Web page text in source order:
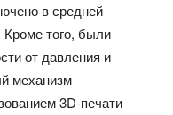
в средней
Кроме того, были
от давления и
механизм
3D-печати